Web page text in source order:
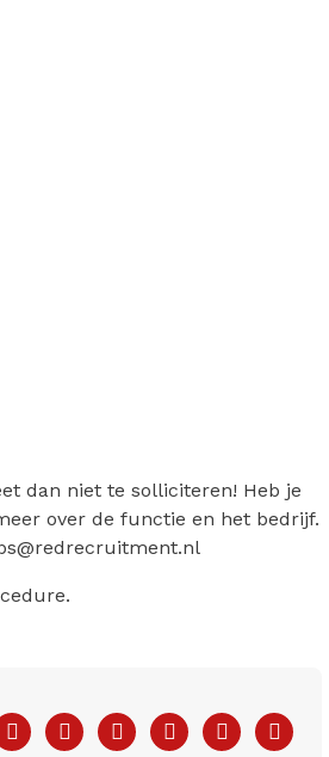
dan niet te solliciteren! Heb je
over de functie en het bedrijf.
FacebookTwitterLinkedInPinterestWhatsApp